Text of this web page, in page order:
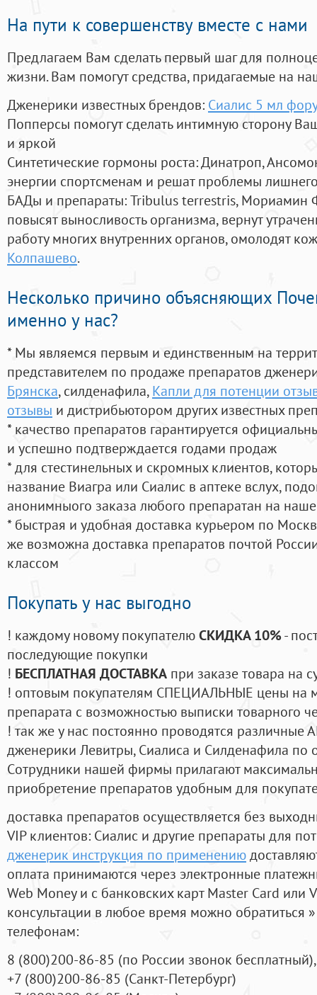
На пути к совершенству вместе с нами
Предлагаем Вам сделать первый шаг для
жизни. Вам помогут средства, придагаемые на
Дженерики известных брендов: Сиалис 5 мл
Попперсы помогут сделать интимную сторону
и яркой
Синтетические гормоны роста: Динатроп,
энергии спортсменам и решат проблемы
БАДы и препараты:Tribulus terrestris, Мориамин
повысят выносливость организма, вернут
работу многих внутренних органов, омолодят
Колпашево.
Несколько причино объясняющих
именно у нас?
* Мы являемся первым и единственным на
представителем по продаже препаратов
Брянска, силденафила, Капли для потенции
отзывы и дистрибьютором других известных
* качество препаратов гарантируется
и успешно подтверждается годами продаж
* для стестинельных и скромных клиентов,
название Виагра или Сиалис в аптеке вслух,
анонимныого заказа любого препаратан на
* быстрая и удобная доставка курьером по
же возможна доставка препаратов почтой
классом
Покупать у нас выгодно
! каждому новому покупателюСКИДКА 10%-
последующие покупки
! БЕСПЛАТНАЯ ДОСТАВКА при заказе товара на
! оптовым покупателям СПЕЦИАЛЬНЫЕ цены на
препарата с возможностью выписки товарного
! так же у нас постоянно проводятся
дженерики Левитры, Сиалиса и Силденафила по
Cотрудники нашей фирмы прилагают
приобретение препаратов удобным для
доставка препаратов осуществляется без
VIP клиентов: Сиалис и другие препараты для
дженерик инструкция по применению
оплата принимаются через электронные
Web Money и с банковских карт Master Card или
консультации в любое время можно обратиться
телефонам:
8 (800)200-86-85 (по России звонок бесплатный),
+7 (800)200-86-85 (Санкт-Петербург)